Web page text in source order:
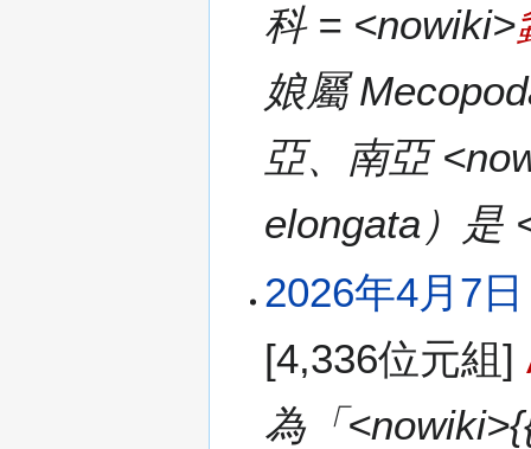
科 = <nowiki>
娘屬
亞、南亞
elongata）是
2026年4月7
[4,336位元組]
為「